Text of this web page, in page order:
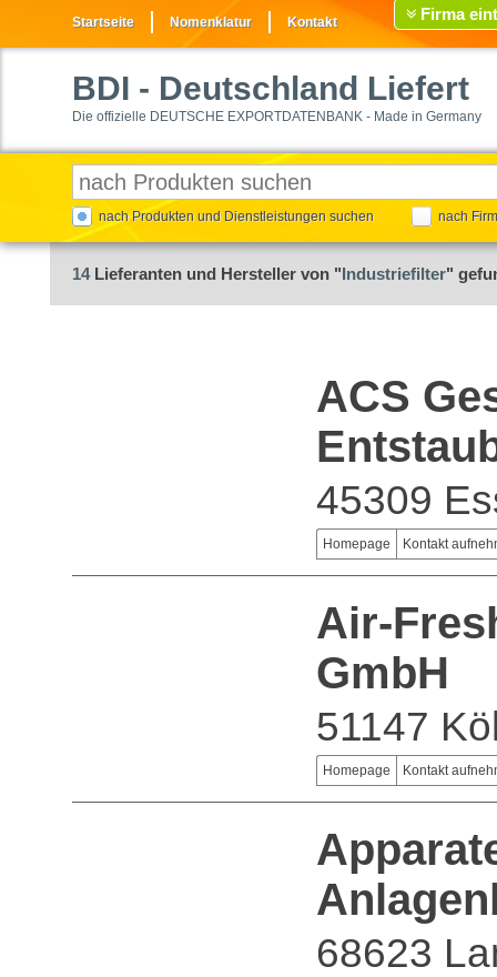
Startseite Nomenklatur Kontakt Firma
BDI - Deutschland Liefert
Die offizielle DEUTSCHE EXPORTDATENBANK - Made in Germany
nach Produkten und Dienstleistungen suchen nach
14Lieferanten und Hersteller von "Industriefilter"
ACS
45309
Homepage Kontakt
Air-
GmbH
51147
Homepage Kontakt
68623